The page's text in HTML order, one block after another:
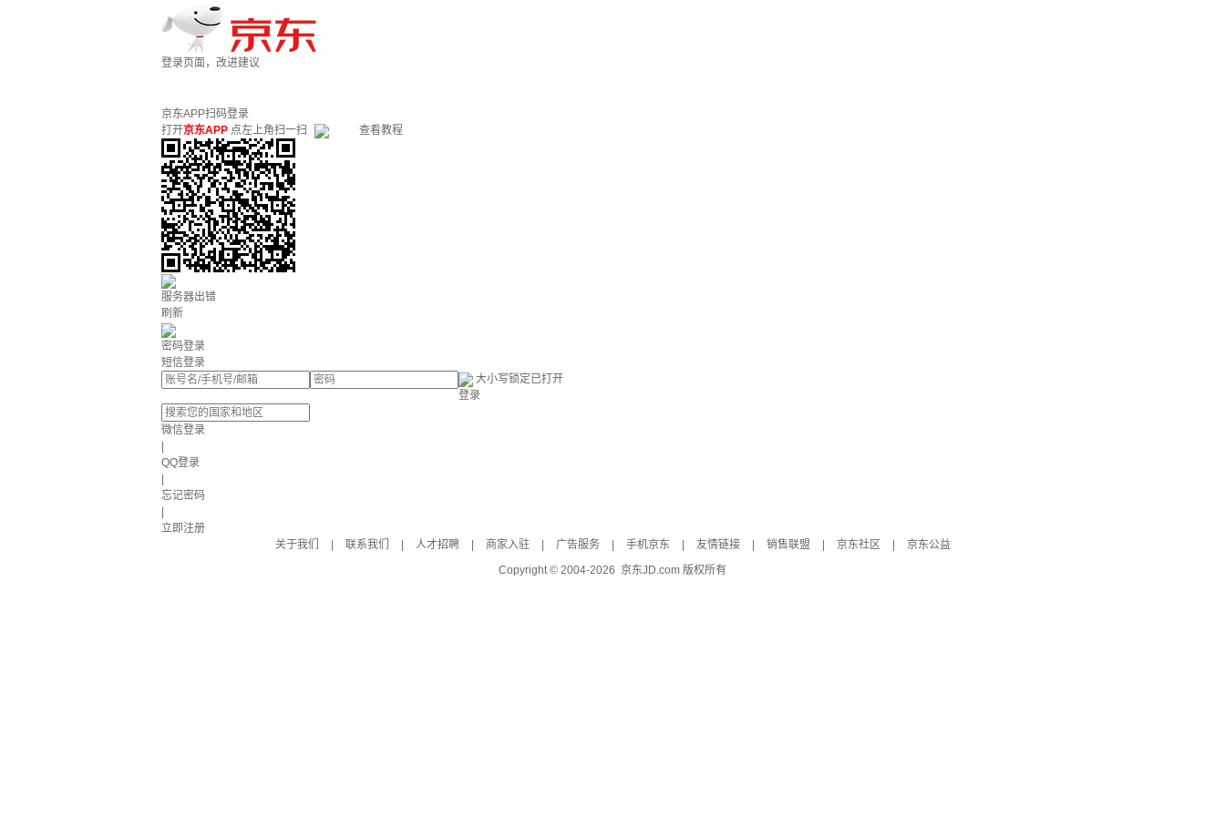
登录页面，改进建议
京东APP扫码登录
打开京东APP 点左上角扫一扫 查看教程
服务器出错
刷新
密码登录
短信登录
大小写锁定已打开
登录
微信登录
QQ登录
忘记密码
立即注册
关于我们
联系我们 人才招聘 商家入驻 广告服务 手机京东 友情链接 销售联盟 京东社区
京东公益
Copyright © 2004-2026 京东JD.com 版权所有